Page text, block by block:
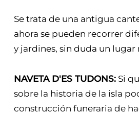
Se trata de una antigua
ahora se pueden recorrer
y jardines, sin duda un lugar
NAVETA D'ES TUDONS:Si
sobre la historia de la isla
construcción funeraria de